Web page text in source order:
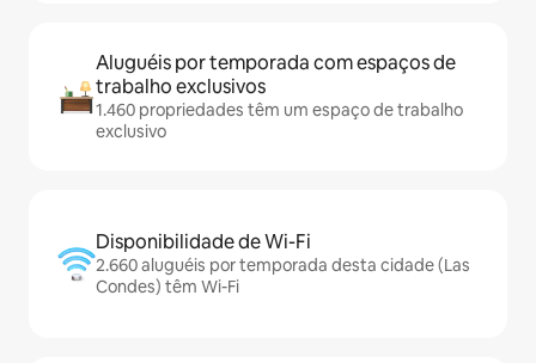
Aluguéis por temporada com espaços de
trabalho exclusivos
1.460 propriedades têm um espaço de trabalho
exclusivo
Disponibilidade de Wi-Fi
2.660 aluguéis por temporada desta cidade (Las
Condes) têm Wi-Fi